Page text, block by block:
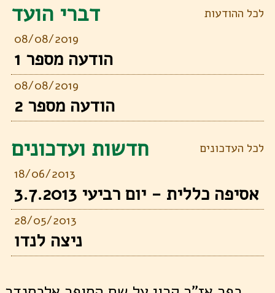
דברי הועד
לכל ההודעות
08/08/2019
הודעה מספר 1
08/08/2019
הודעה מספר 2
חדשות ועדכונים
לכל העדכונים
18/06/2013
אסיפה כללית - יום רביעי 3.7.2013
28/05/2013
ניצה לנדו